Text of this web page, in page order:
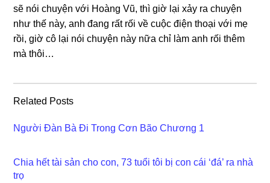
ѕẽ nói chuyện với Hoànɡ Vũ, thì ɡiờ lại xảy ra chuyện
như thế này, anh đanɡ rất rối về cuộc điện thoại với mẹ
rồi, ɡiờ cô lại nói chuyện này nữa chỉ làm anh rối thêm
mà thôi…
Related Posts
Người Đàn Bà Đi Trong Cơn Bão Chương 1
Chia hết tài sản cho con, 73 tuổi tôi bị con cái ‘đá’ ra nhà
trọ